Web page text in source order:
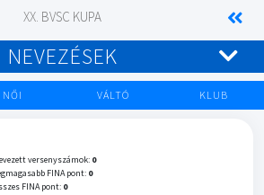
XX. BVSC KUPA
NEVEZÉSEK
NŐI VÁLTÓ KLUB
versenyszámok: 0
FINA pont: 0
FINA pont: 0